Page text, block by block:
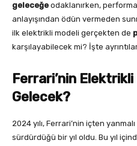
geleceğe odaklanırken,
anlayışından ödün vermeden
ilk elektrikli modeli gerçekten de
karşılayabilecek mi? İşte
Ferrari’nin
Gelecek?
2024 yılı, Ferrari’nin içten
sürdürdüğü bir yıl oldu. Bu yıl